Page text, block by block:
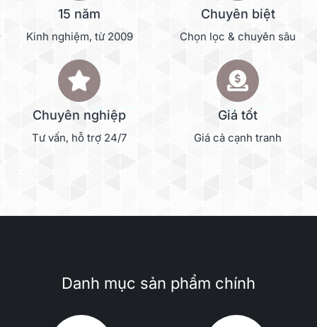
15 năm
Kinh nghiệm, từ 2009
Chuyên biệt
Chọn lọc & chuyên sâu
Chuyên nghiệp
Tư vấn, hỗ trợ 24/7
Giá tốt
Giá cả cạnh tranh
Danh mục sản phẩm chính